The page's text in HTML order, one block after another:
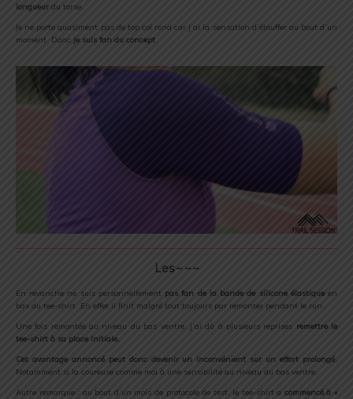
longueur du torse.
Je ne porte quasiment pas de top col rond car j’ai la sensation d’étouffer au bout d’un
moment. Donc je suis fan du concept.
Les – – –
En revanche ne suis personnellement pas fan de la bande de silicone élastiqueen
bas du tee-shirt. En effet il finit malgré tout toujours par remonter pendant le run.
Une fois remontée au niveau du bas ventre, j’ai dû à plusieurs reprises remettre le
tee-shirt à sa place initiale.
Cet avantage annoncé peut donc devenir un inconvénient sur un effort prolongé.
Notamment si la coureuse comme moi à une sensibilité au niveau du bas ventre.
Autre remarque : au bout d’un mois de protocole de test, le tee-shirt a commencé à «